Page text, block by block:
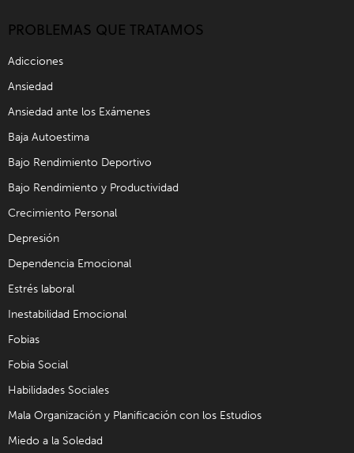
PROBLEMAS QUE TRATAMOS
Adicciones
Ansiedad
Ansiedad ante los Exámenes
Baja Autoestima
Bajo Rendimiento Deportivo
Bajo Rendimiento y Productividad
Crecimiento Personal
Depresión
Dependencia Emocional
Estrés laboral
Inestabilidad Emocional
Fobias
Fobia Social
Habilidades Sociales
Mala Organización y Planificación con los Estudios
Miedo a la Soledad